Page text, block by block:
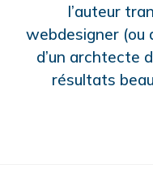
l’auteur
webdesigner (ou
d’un archtecte
résultats